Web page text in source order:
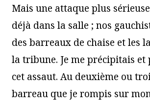
Mais une attaque plus sérieuse
déjà dans la salle ; nos
des barreaux de chaise et les
la tribune. Je me précipitais et
cet assaut. Au deuxième ou
barreau que je rompis sur